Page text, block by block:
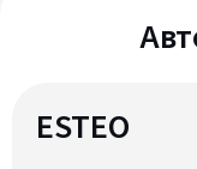
ESTEO